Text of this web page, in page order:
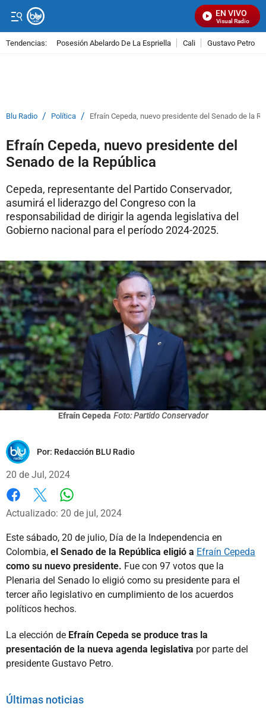
EN VIVO
Señal Visual Radio
Tendencias: Posesión Abelardo De La Espriella Cali Gustavo Petro
Blu Radio / Política / Efraín Cepeda, nuevo presidente del Senado de la
Efraín Cepeda, nuevo presidente del
Senado de la República
Cepeda, representante del Partido Conservador,
asumirá el liderazgo del Congreso con la
responsabilidad de dirigir la agenda legislativa del
Gobierno nacional para el período 2024-2025.
Efraín Cepeda Foto: Partido Conservador
Por: Redacción BLU Radio
20 de Jul, 2024
Facebook
X
Actualizado: 20 de jul, 2024
Este sábado, 20 de julio, Día de la Independencia en
Colombia, el Senado de la República eligió a Efraín Cepeda
como su nuevo presidente. Fue con 97 votos que la
Plenaria del Senado lo eligió como su presidente para el
tercer año legislativo en cumplimiento de los acuerdos
políticos hechos.
La elección de Efraín Cepeda se produce tras la
presentación de la nueva agenda legislativa por parte del
presidente Gustavo Petro.
Últimas noticias